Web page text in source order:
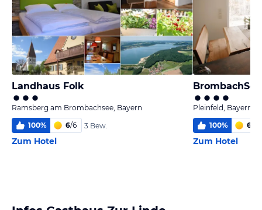
Landhaus Folk
Ramsberg am Brombachsee, Bayern
100% 6/6 3 Bew.
Zum Hotel
Pleinfeld, Bayern
100% 6,0
Zum Hotel